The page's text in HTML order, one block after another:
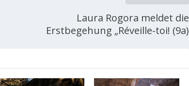
Laura Rogora meldet die
Erstbegehung „Réveille-toi! (9a)